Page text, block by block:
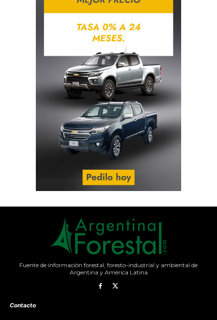
Fuente de información forestal, foresto-industrial y ambiental de
Argentina y América Latina
Contacto